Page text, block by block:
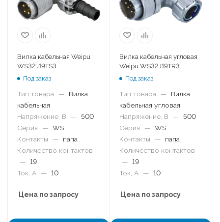
Вилка кабельная Weipu
WS32J19TS3
Под заказ
Тип товара —
Вилка
кабельная
Напряжение, В
— 500
Серия
— WS
Контакты
—
папа
Количество контактов
— 19
Ток, А
— 10
Цена по запросу
Вилка кабельная угловая
Weipu WS32J19TR3
Под заказ
Тип товара —
Вилка
кабельная угловая
Напряжение, В
— 500
Серия
— WS
Контакты
—
папа
Количество контактов
— 19
Ток, А
— 10
Цена по запросу